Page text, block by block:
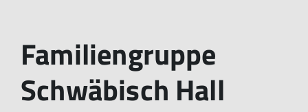
Familiengruppe
Schwäbisch Hall